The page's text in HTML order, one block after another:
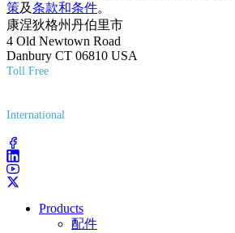
策及条款和条件。
康涅狄格州丹伯里市
4 Old Newtown Road
Danbury CT 06810 USA
Toll Free
International
Products
配件